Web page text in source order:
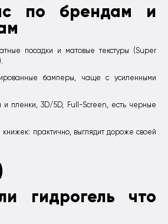
по брендам и
посадки и матовые текстуры (Super
бамперы, чаще с усиленными
и пленки, 3D/5D, Full-Screen, есть черные
практично, выглядит дороже своей
гидрогель что